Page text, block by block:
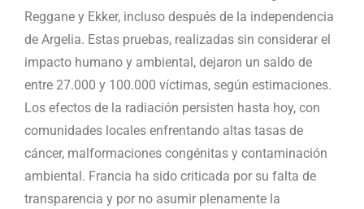
Reggane y Ekker, incluso después de la independencia
de Argelia. Estas pruebas, realizadas sin considerar el
impacto humano y ambiental, dejaron un saldo de
entre 27.000 y 100.000 víctimas, según estimaciones.
Los efectos de la radiación persisten hasta hoy, con
comunidades locales enfrentando altas tasas de
cáncer, malformaciones congénitas y contaminación
ambiental. Francia ha sido criticada por su falta de
transparencia y por no asumir plenamente la